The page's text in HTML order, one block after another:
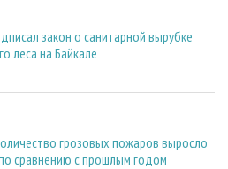
закон о санитарной вырубке
леса на Байкале
грозовых пожаров выросло
сравнению с прошлым годом